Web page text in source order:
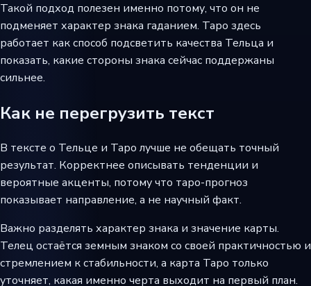
Такой подход полезен именно потому, что он не
подменяет характер знака гаданием. Таро здесь
работает как способ подсветить качества Тельца и
показать, какие стороны знака сейчас поддержаны
сильнее.
Как не перегрузить текст
В тексте о Тельце и Таро лучше не обещать точный
результат. Корректнее описывать тенденции и
вероятные акценты, потому что таро-прогноз
показывает направление, а не научный факт.
Важно разделять характер знака и значение карты.
Телец остаётся земным знаком со своей практичностью и
стремлением к стабильности, а карта Таро только
уточняет, какая именно черта выходит на первый план.